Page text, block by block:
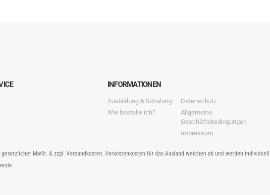
INFORMATIONEN
Ausbildung & Schulung
Wie bestelle ich?
Datenschutz
Allgemeine
Geschäftsbedingungen
Impressum
MwSt. & zzgl. Versandkosten. Verkostenkosten für das Ausland weichen ab und werden